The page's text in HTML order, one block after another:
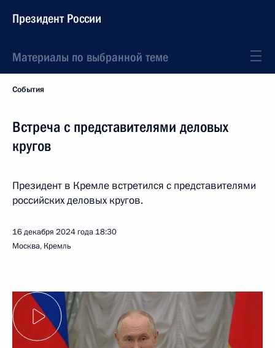
Президент России
Материалы по выбранной теме
События
Встреча с представителями деловых
кругов
Президент в Кремле встретился с представителями
российских деловых кругов.
16 декабря 2024 года 18:30
Москва, Кремль